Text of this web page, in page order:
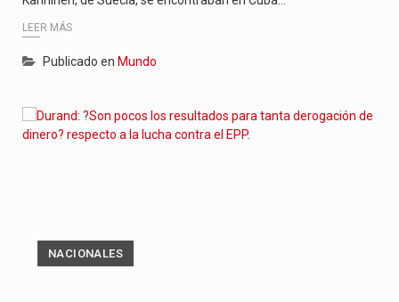
LEER MÁS
Publicado en Mundo
NACIONALES